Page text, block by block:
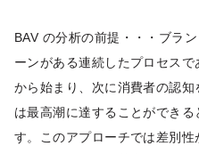
BAV の分析の前提・・・ブラ
ーンがある連続したプロセス
から始まり、次に消費者の認
は最高潮に達することができ
す。このアプローチでは差別